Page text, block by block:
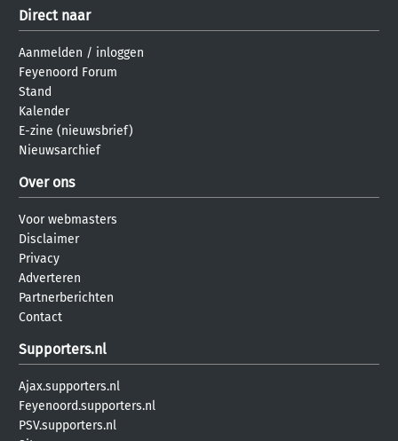
Direct naar
Aanmelden / inloggen
Feyenoord Forum
Stand
Kalender
E-zine (nieuwsbrief)
Nieuwsarchief
Over ons
Voor webmasters
Disclaimer
Privacy
Adverteren
Partnerberichten
Contact
Supporters.nl
Ajax.supporters.nl
Feyenoord.supporters.nl
PSV.supporters.nl